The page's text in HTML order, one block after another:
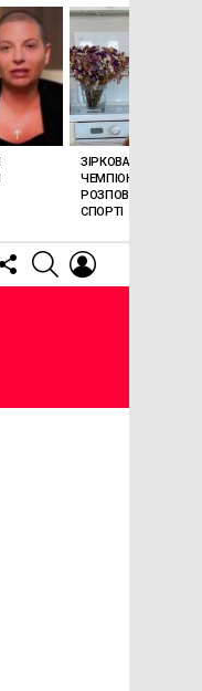
FOLLOW
US
SEARCH
ЗІРКОВА МАМА Й
ЧЕМПІОНКА:
РОЗПОВІЛА ПРО
СПОРТІ